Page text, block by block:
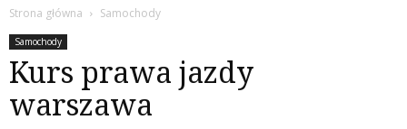
Strona główna Samochody
Samochody
Kurs prawa jazdy
warszawa